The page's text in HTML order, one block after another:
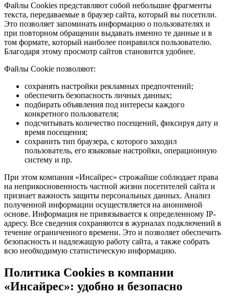
Файлы Cookies представляют собой небольшие фрагменты
текста, передаваемые в браузер сайта, который вы посетили.
Это позволяет запоминать информацию о пользователях и
при повторном обращении выдавать именно те данные и в
том формате, который наиболее понравился пользователю.
Благодаря этому просмотр сайтов становится удобнее.
Файлы Cookie позволяют:
сохранять настройки рекламных предпочтений;
обеспечить безопасность личных данных;
подбирать объявления под интересы каждого
конкретного пользователя;
подсчитывать количество посещений, фиксируя дату и
время посещения;
сохранить тип браузера, с которого заходил
пользователь, его языковые настройки, операционную
систему и пр.
При этом компания «Инсайрес» строжайше соблюдает права
на неприкосновенность частной жизни посетителей сайта и
признает важность защиты персональных данных. Анализ
полученной информации осуществляется на анонимной
основе. Информация не привязывается к определенному IP-
адресу. Все сведения сохраняются в журналах подключений в
течение ограниченного времени. Это и позволяет обеспечить
безопасность и надлежащую работу сайта, а также собрать
всю необходимую статистическую информацию.
Политика Cookies в компании
«Инсайрес»: удобно и безопасно